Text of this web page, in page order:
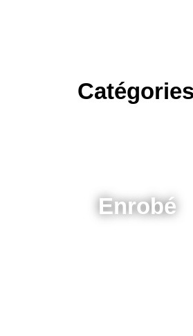
Enrobé